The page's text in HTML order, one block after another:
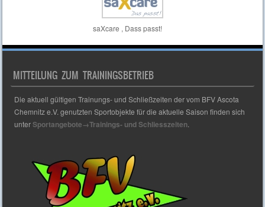
saXcare , Dass passt!
MITTEILUNG ZUM TRAININGSBETRIEB
Die aktuell gültigen Trainungs- und Schließzeiten der vom BFV Ascota
Chemnitz e.V. genutzten Sportobjekte für die aktuelle Saison finden sich
unterSportangebote→Trainings- und Schliesszeiten.